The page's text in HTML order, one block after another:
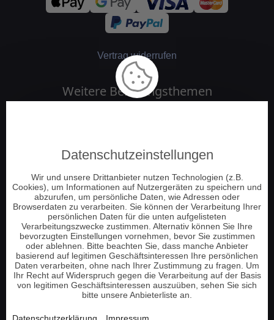
Vertrag widerrufen
Weitere Beratungsthemen
Jenseitskontakt
Schamanische Beratung
Numerologie
Tierkommunikation
Energie und Chakrenarbeit
Pendeln und Tensoren
Hellsehen am Telefon
Tarot Kartenlegen
Lenormand Kartenlegen
Datenschutzeinstellungen
Wir und unsere Drittanbieter nutzen Technologien (z.B.
Cookies), um Informationen auf Nutzergeräten zu speichern und
abzurufen, um persönliche Daten, wie Adressen oder
Browserdaten zu verarbeiten. Sie können der Verarbeitung Ihrer
persönlichen Daten für die unten aufgelisteten
Verarbeitungszwecke zustimmen. Alternativ können Sie Ihre
bevorzugten Einstellungen vornehmen, bevor Sie zustimmen
oder ablehnen. Bitte beachten Sie, dass manche Anbieter
basierend auf legitimen Geschäftsinteressen Ihre persönlichen
Daten verarbeiten, ohne nach Ihrer Zustimmung zu fragen. Um
Ihr Recht auf Widerspruch gegen die Verarbeitung auf der Basis
von legitimen Geschäftsinteressen auszuüben, sehen Sie sich
bitte unsere Anbieterliste an.